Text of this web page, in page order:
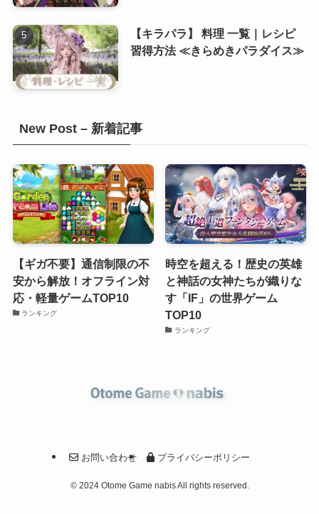
【キラパラ】 料理 一覧｜レシピ
習得方法 ≪きらめきパラダイス≫
New Post – 新着記事
【ギガ不要】通信制限の不
安から解放！オフライン対
応・軽量ゲームTOP10
ランキング
時空を超える！歴史の英雄
と神話の女神たちが織りな
す「IF」の世界ゲーム
TOP10
ランキング
お問い合わせ プライバシーポリシー
©2024 Otome Game nabis All rights reserved.